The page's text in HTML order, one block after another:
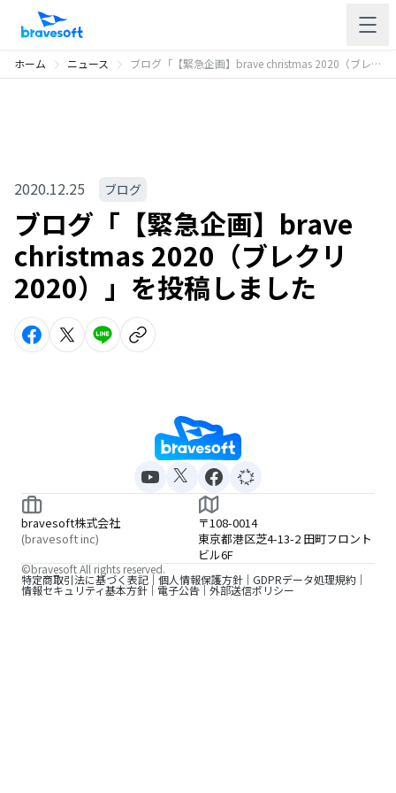
ホーム ニュース ブログ「【緊急企画】brave christmas 2020（ブレクリ2020）」を投稿しました
2020.12.25 ブログ
ブログ「【緊急企画】brave
christmas 2020（ブレクリ
2020）」を投稿しました
bravesoft株式会社
(bravesoft inc)
〒108-0014
東京都港区芝4-13-2 田町フロント
ビル6F
特定商取引法に基づく表記 個人情報保護方針 GDPRデータ処理規約
情報セキュリティ基本方針 電子公告 外部送信ポリシー
©bravesoft All rights reserved.